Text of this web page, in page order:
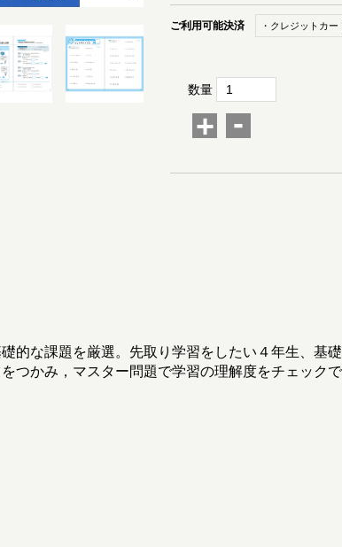
ご利用可能決済 ・クレジットカー
数量
+ -
的な課題を厳選。先取り学習をしたい４年生、基
つかみ，マスター問題で学習の理解度をチェックで